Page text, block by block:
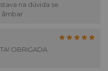
na dúvida se
.
OBRIGADA